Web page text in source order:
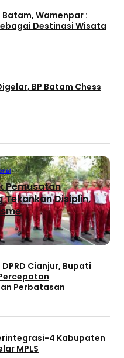
Batam, Wamenpar :
Destinasi Wisata
BP Batam Chess
Pemusatan
Disiplin,
Cianjur, Bupati
Perbatasan
4 Kabupaten
MPLS